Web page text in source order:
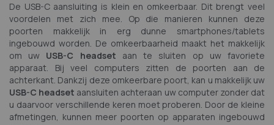
De USB-C aansluiting is klein en omkeerbaar. Dit brengt veel
voordelen met zich mee. Op die manieren kunnen deze
poorten makkelijk in erg dunne smartphones/tablets
ingebouwd worden. De omkeerbaarheid maakt het makkelijk
om uw USB-C headset aan te sluiten op uw favoriete
apparaat. Bij veel computers zitten de poorten aan de
achterkant. Dankzij deze omkeerbare poort, kan u makkelijk uw
USB-C headset aansluiten achteraan uw computer zonder dat
u daarvoor verschillende keren moet proberen. Door de kleine
afmetingen, kunnen meer poorten op apparaten ingebouwd